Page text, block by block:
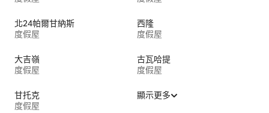
北24帕爾甘納斯
度假屋
西隆
度假屋
大吉嶺
度假屋
古瓦哈提
度假屋
甘托克
度假屋
顯示更多